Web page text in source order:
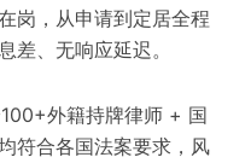
岗，从申请到定居全程
差、无响应延迟。
外籍持牌律师 + 国
符合各国法案要求，风